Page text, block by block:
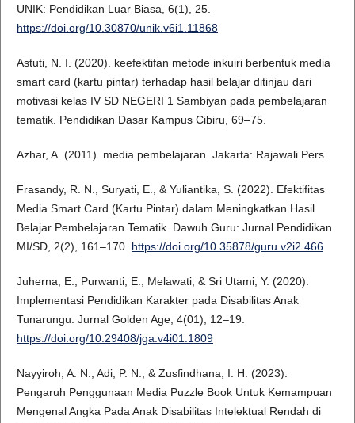
UNIK: Pendidikan Luar Biasa, 6(1), 25.
https://doi.org/10.30870/unik.v6i1.11868
Astuti, N. I. (2020). keefektifan metode inkuiri berbentuk media
smart card (kartu pintar) terhadap hasil belajar ditinjau dari
motivasi kelas IV SD NEGERI 1 Sambiyan pada pembelajaran
tematik. Pendidikan Dasar Kampus Cibiru, 69–75.
Azhar, A. (2011). media pembelajaran. Jakarta: Rajawali Pers.
Frasandy, R. N., Suryati, E., & Yuliantika, S. (2022). Efektifitas
Media Smart Card (Kartu Pintar) dalam Meningkatkan Hasil
Belajar Pembelajaran Tematik. Dawuh Guru: Jurnal Pendidikan
MI/SD, 2(2), 161–170. https://doi.org/10.35878/guru.v2i2.466
Juherna, E., Purwanti, E., Melawati, & Sri Utami, Y. (2020).
Implementasi Pendidikan Karakter pada Disabilitas Anak
Tunarungu. Jurnal Golden Age, 4(01), 12–19.
https://doi.org/10.29408/jga.v4i01.1809
Nayyiroh, A. N., Adi, P. N., & Zusfindhana, I. H. (2023).
Pengaruh Penggunaan Media Puzzle Book Untuk Kemampuan
Mengenal Angka Pada Anak Disabilitas Intelektual Rendah di